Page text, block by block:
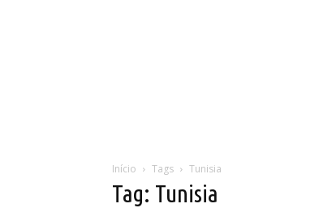
Início Tags Tunisia
Tag: Tunisia